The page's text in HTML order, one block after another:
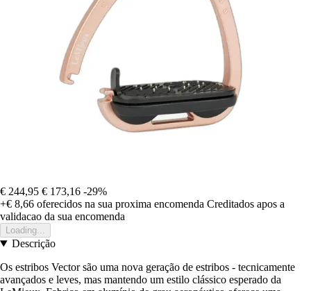
€ 244,95 € 173,16 -29%
+€ 8,66 oferecidos na sua proxima encomenda Creditados apos a
validacao da sua encomenda
Loading...
Descrição
Os estribos Vector são uma nova geração de estribos - tecnicamente
avançados e leves, mas mantendo um estilo clássico esperado da